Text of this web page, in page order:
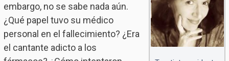
embargo, no se sabe nada aún.
¿Qué papel tuvo su médico
personal en el fallecimiento? ¿Era
el cantante adicto a los